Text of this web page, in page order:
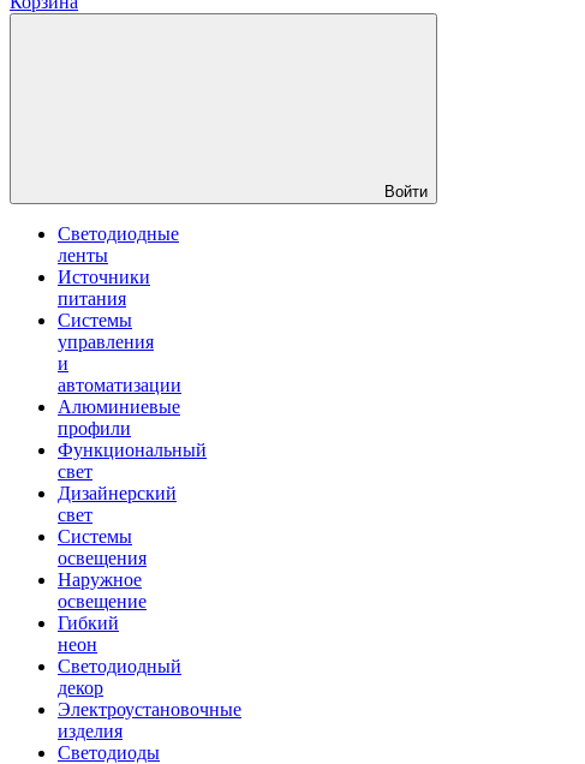
Войти
Светодиодные
ленты
Источники
питания
Системы
управления
и
автоматизации
Алюминиевые
профили
Функциональный
свет
Дизайнерский
свет
Системы
освещения
Наружное
освещение
Гибкий
неон
Светодиодный
декор
Электроустановочные
изделия
Светодиоды